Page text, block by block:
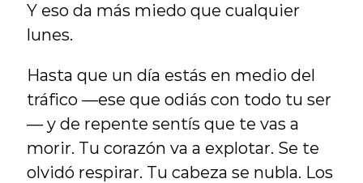
Y eso da más miedo que cualquier
lunes.
Hasta que un día estás en medio del
tráfico —ese que odiás con todo tu ser
— y de repente sentís que te vas a
morir. Tu corazón va a explotar. Se te
olvidó respirar. Tu cabeza se nubla. Los